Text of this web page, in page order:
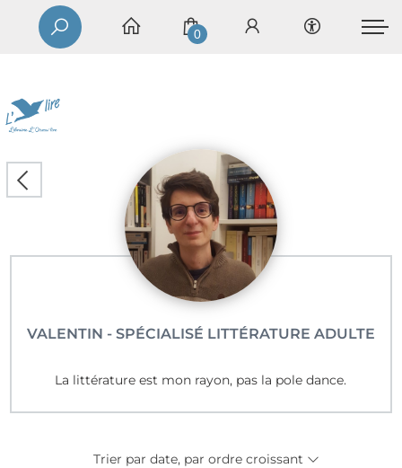
0
VALENTIN - SPÉCIALISÉ LITTÉRATURE ADULTE
La littérature est mon rayon, pas la pole dance.
Trier par date, par ordre croissant